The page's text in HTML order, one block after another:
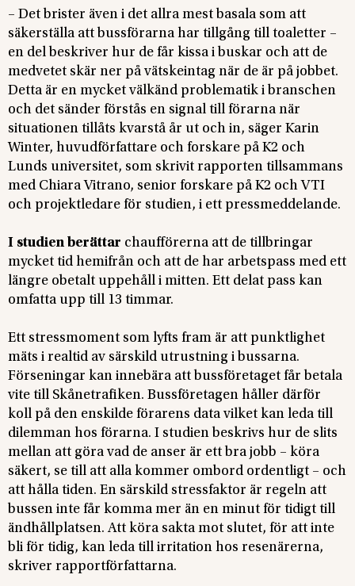
– Det brister även i det allra mest basala som att
säkerställa att bussförarna har tillgång till toaletter –
en del beskriver hur de får kissa i buskar och att de
medvetet skär ner på vätskeintag när de är på jobbet.
Detta är en mycket välkänd problematik i branschen
och det sänder förstås en signal till förarna när
situationen tillåts kvarstå år ut och in, säger Karin
Winter, huvudförfattare och forskare på K2 och
Lunds universitet, som skrivit rapporten tillsammans
med Chiara Vitrano, senior forskare på K2 och VTI
och projektledare för studien, i ett pressmeddelande.
I studien berättar chaufförerna att de tillbringar
mycket tid hemifrån och att de har arbetspass med ett
längre obetalt uppehåll i mitten. Ett delat pass kan
omfatta upp till 13 timmar.
Ett stressmoment som lyfts fram är att punktlighet
mäts i realtid av särskild utrustning i bussarna.
Förseningar kan innebära att bussföretaget får betala
vite till Skånetrafiken. Bussföretagen håller därför
koll på den enskilde förarens data vilket kan leda till
dilemman hos förarna. I studien beskrivs hur de slits
mellan att göra vad de anser är ett bra jobb – köra
säkert, se till att alla kommer ombord ordentligt – och
att hålla tiden. En särskild stressfaktor är regeln att
bussen inte får komma mer än en minut för tidigt till
ändhållplatsen. Att köra sakta mot slutet, för att inte
bli för tidig, kan leda till irritation hos resenärerna,
skriver rapportförfattarna.